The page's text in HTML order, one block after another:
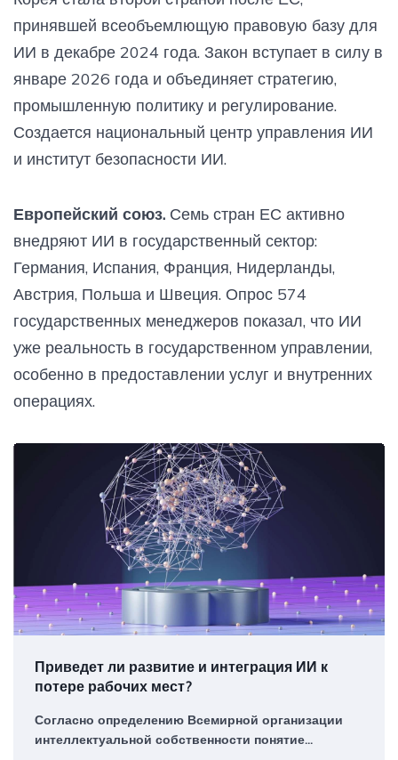
принявшей всеобъемлющую правовую базу для
ИИ в декабре 2024 года. Закон вступает в силу в
январе 2026 года и объединяет стратегию,
промышленную политику и регулирование.
Создается национальный центр управления ИИ
и институт безопасности ИИ.
Европейский союз. Семь стран ЕС активно
внедряют ИИ в государственный сектор:
Германия, Испания, Франция, Нидерланды,
Австрия, Польша и Швеция. Опрос 574
государственных менеджеров показал, что ИИ
уже реальность в государственном управлении,
особенно в предоставлении услуг и внутренних
операциях.
Приведет ли развитие и интеграция ИИ к
потере рабочих мест?
Согласно определению Всемирной организации
интеллектуальной собственности понятие